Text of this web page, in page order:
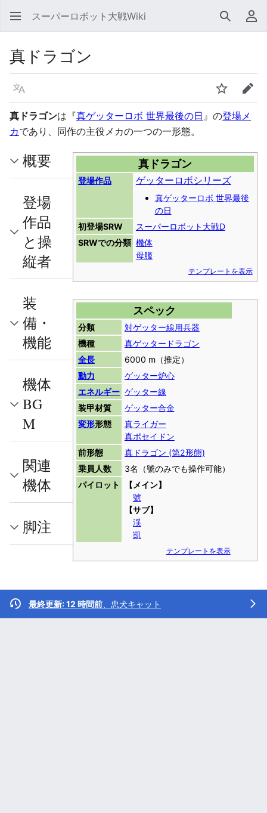
スーパーロボット大戦Wiki 検索 利
真ドラゴン
言語 ウォッチ編集
真ドラゴンは『真ゲッターロボ 世界最後の日 』の登場メ
カであり、同作の主役メカの一つの一形態。
真ドラゴン
登場作品 ゲッターロボシリーズ
真ゲッターロボ 世界最後
の日
初登場SRW
スーパーロボット大戦D
SRWでの分類 機体
母艦
テンプレートを表示
スペック
分類
対ゲッター線用兵器
機種
真ゲッタードラゴン
全長
6000 m（推定）
動力
ゲッター炉心
エネルギー ゲッター線
装甲材質
ゲッター合金
変形形態
真ライガー
真ポセイドン
前形態
真ドラゴン (第2形態)
乗員人数
3名（號のみでも操作可能）
パイロット
【メイン】
號
【サブ】
渓
凱
テンプレートを表示
概要
登場
作品
と操
縦者
装
備・
機能
機体
BG
M
関連
機体
脚注
最終更新: 12 時間前 忠犬キャット